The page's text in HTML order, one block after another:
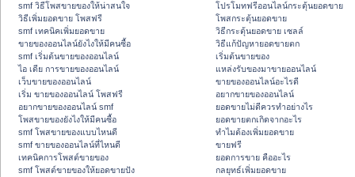
smf วิธีโพสขายของให้น่าสนใจ
วิธีเพิ่มยอดขาย โพสฟรี
smf เทคนิคเพิ่มยอดขาย
ขายของออนไลน์ยังไงให้มีคนซื้อ
smf เริ่มต้นขายของออนไลน์
ไอ เดีย การขายของออนไลน์
เว็บขายของออนไลน์
เริ่ม ขายของออนไลน์ โพสฟรี
อยากขายของออนไลน์ smf
โพสขายของยังไงให้มีคนซื้อ
smf โพสขายของแบบไหนดี
smf ขายของออนไลน์ที่ไหนดี
เทคนิคการโพสต์ขายของ
smf โพสต์ขายของให้ยอดขายปัง
โปรโมทฟรีออนไลน์กระตุ้นยอดขาย
โพสกระตุ้นยอดขาย
วิธีกระตุ้นยอดขาย เซลล์
วิธีแก้ปัญหายอดขายตก
เริ่มต้นขายของ
แหล่งรับของมาขายออนไลน์
ขายของออนไลน์อะไรดี
อยากขายของออนไลน์
ยอดขายไม่ดีควรทำอย่างไร
ยอดขายตกเกิดจากอะไร
ทำไมต้องเพิ่มยอดขาย
ขายฟรี
ยอดการขาย คืออะไร
กลยุทธ์เพิ่มยอดขาย